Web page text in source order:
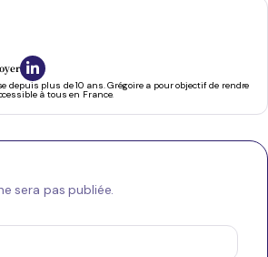
depuis plus de 10 ans. Grégoire a pour objectif de rendre
à tous en France.
sera pas publiée.